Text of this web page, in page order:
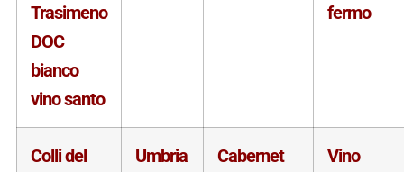
Trasimeno
DOC
bianco
vino santo
fermo
Colli del
Umbria Cabernet
Vino